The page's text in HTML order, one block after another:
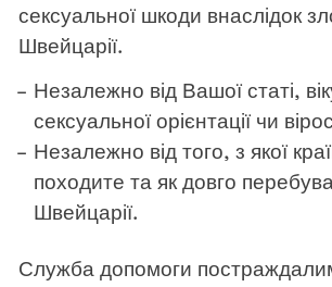
сексуальної шкоди внаслідок
Швейцарії.
Незалежно від Вашої статі,
сексуальної орієнтації чи
Незалежно від того, з якої
походите та як довго
Швейцарії.
Служба допомоги